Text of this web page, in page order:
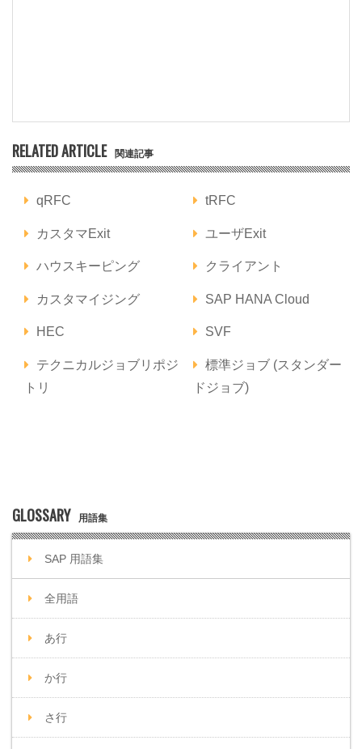
GLOSSARY 用語集
SAP 用語集
全用語
あ行
か行
さ行
RELATED ARTICLE 関連記事
qRFC tRFC
カスタマExit ユーザExit
ハウスキーピング クライアント
カスタマイジング SAP HANA Cloud
HEC SVF
テクニカルジョブリポジ
トリ
標準ジョブ (スタンダー
ドジョブ)